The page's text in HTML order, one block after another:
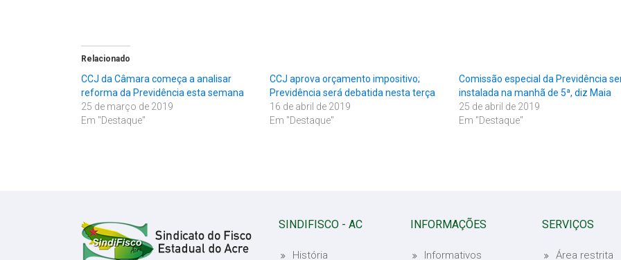
Relacionado
CCJ da Câmara começa a analisar
reforma da Previdência esta semana
25 de março de 2019
Em "Destaque"
CCJ aprova orçamento impositivo;
Previdência será debatida nesta terça
16 de abril de 2019
Em "Destaque"
Comissão especial da Previdência
instalada na manhã de 5ª, diz Maia
25 de abril de 2019
Em "Destaque"
SINDIFISCO - AC
História
INFORMAÇÕES
Informativos
SERVIÇOS
Área restrita